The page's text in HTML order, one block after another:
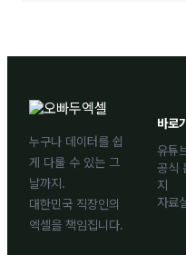
누구나 데이터를 쉽
게 다룰 수 있는 그
날까지.
대한민국 직장인의
엑셀을 책임집니다.
바로
유튜
공식
지
자료